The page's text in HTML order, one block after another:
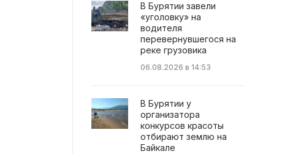
В Бурятии завели
«уголовку» на
водителя
перевернувшегося на
реке грузовика
06.08.2026 в 14:53
В Бурятии у
организатора
конкурсов красоты
отбирают землю на
Байкале